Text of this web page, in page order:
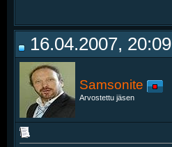
16.04.2007, 20:09
Samsonite
Arvostettu jäsen